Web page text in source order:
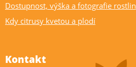
Dostupnost, výška a fotografie rostlin
Kdy citrusy kvetou a plodí
Kontakt